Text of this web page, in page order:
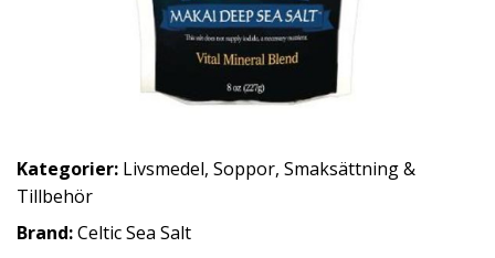
Kategorier: Livsmedel, Soppor, Smaksättning &
Tillbehör
Brand:Celtic Sea Salt